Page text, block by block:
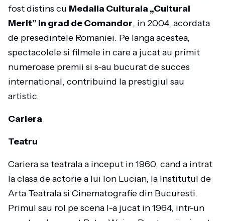
fost distins cu Medalia Culturala „Cultural
Merit” in grad de Comandor, in 2004, acordata
de presedintele Romaniei. Pe langa acestea,
spectacolele si filmele in care a jucat au primit
numeroase premii si s-au bucurat de succes
international, contribuind la prestigiul sau
artistic.
Cariera
Teatru
Cariera sa teatrala a inceput in 1960, cand a intrat
la clasa de actorie a lui Ion Lucian, la Institutul de
Arta Teatrala si Cinematografie din Bucuresti.
Primul sau rol pe scena l-a jucat in 1964, intr-un